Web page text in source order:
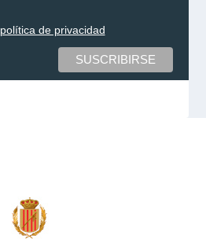
política de privacidad